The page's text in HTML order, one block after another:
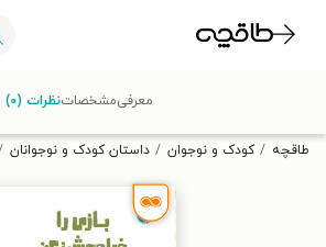
تخفیف از طاقچه دریافت کن.
طاقچه کودک و نوجوان داستان کودک و نوجوانان
معرفیمشخصاتنظرات (۰)